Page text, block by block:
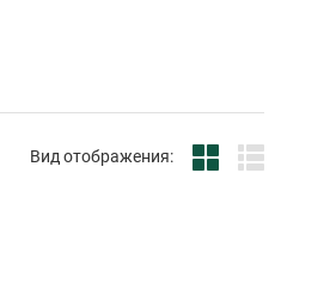
Вид отображения: